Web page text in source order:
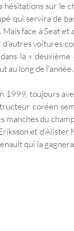
hésitations sur le
qui servira de
face à Seat et
voitures
la «
au long de l'année.
1999, toujours
coréen
manches du
et d’Alister
qui la